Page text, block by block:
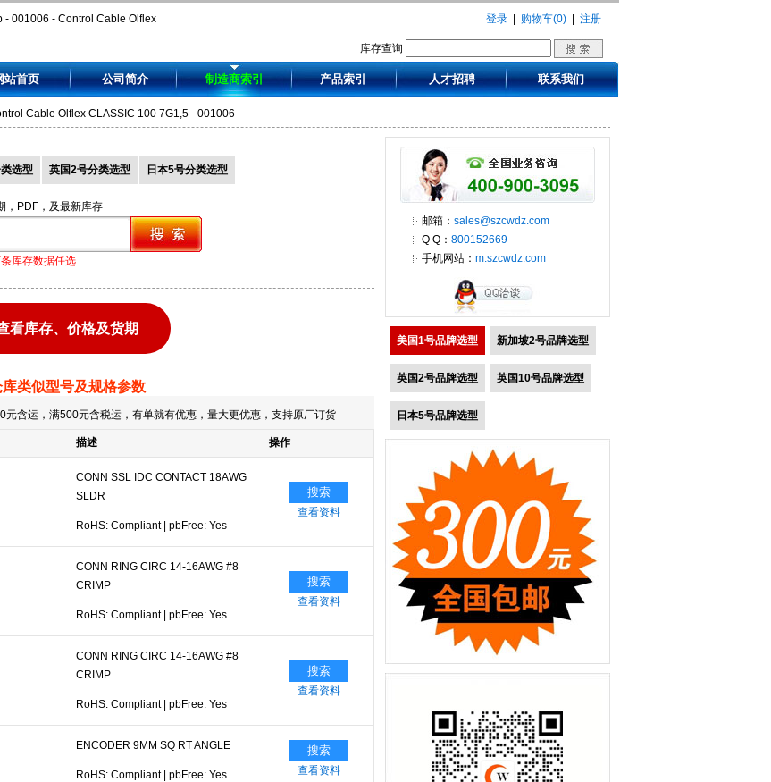
- 001006 - Control Cable Olflex 登录 购物车(0) 注册
库存查询
站首页 公司简介 制造商索引 产品索引 人才招聘 联系我们
Cable Olflex CLASSIC 100 7G1,5 - 001006
选型 英国2号分类选型 日本5号分类选型
，PDF，及最新库存
库存数据任选
看库存、价格及货期
类似型号及规格参数
含运，满500元含税运，有单就有优惠，量大更优惠，支持原厂订货
描述 操作
CONN SSL IDC CONTACT 18AWG
SLDR
RoHS: Compliant pbFree: Yes
搜索
查看资料
CONN RING CIRC 14-16AWG #8
CRIMP
RoHS: Compliant pbFree: Yes
搜索
查看资料
CONN RING CIRC 14-16AWG #8
CRIMP
RoHS: Compliant pbFree: Yes
搜索
查看资料
ENCODER 9MM SQ RT ANGLE
RoHS: Compliant pbFree: Yes
搜索
查看资料
邮箱： sales@szcwdz.com
Q Q： 800152669
手机网站： m.szcwdz.com
美国1号品牌选型 新加坡2号品牌选型
英国2号品牌选型 英国10号品牌选型
日本5号品牌选型